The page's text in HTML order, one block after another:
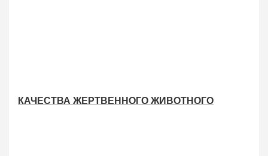
КАЧЕСТВА ЖЕРТВЕННОГО ЖИВОТНОГО